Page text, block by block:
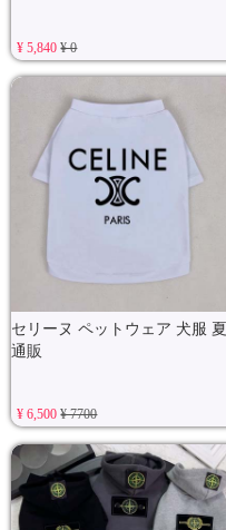
¥ 5,840¥ 0
セリーヌ ペットウェア 犬服 夏
通販
¥ 6,500¥ 7700